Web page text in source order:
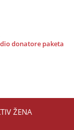
donatore paketa
ŽENA